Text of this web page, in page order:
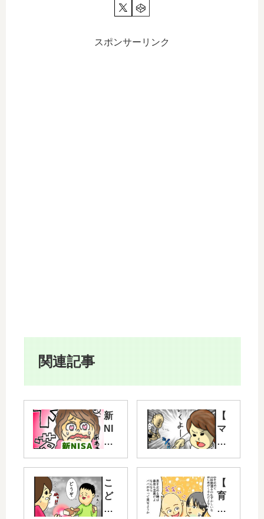
スポンサーリンク
関連記事
新
NI
SA
の
投
資
【
マ
ン
】
鬼
滅
こ
ど
も
【
育
児